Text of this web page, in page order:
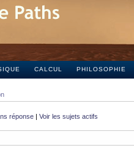
CALCUL PHILOSOPHIE
réponse | Voir les sujets actifs